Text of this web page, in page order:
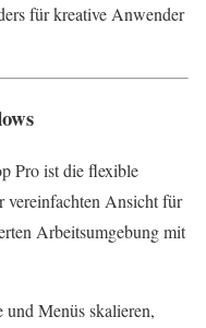
für kreative Anwender
Pro ist die flexible
vereinfachten Ansicht für
Arbeitsumgebung mit
und Menüs skalieren,